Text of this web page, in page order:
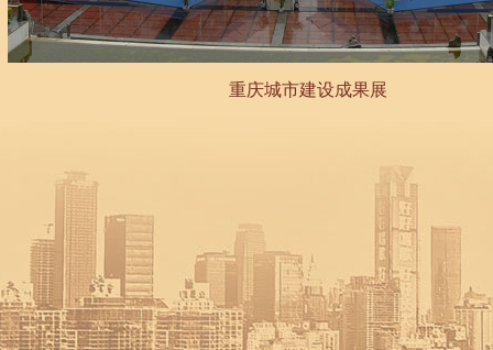
重庆城市建设成果展